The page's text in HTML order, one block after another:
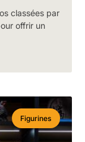
classées par
offrir un
Figurines